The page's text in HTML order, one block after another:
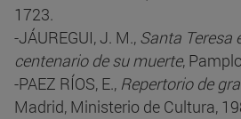
1723.
-JÁUREGUI, J. M., Santa Teresa
centenario de su muerte,
-PAEZ RÍOS, E., Repertorio de
Madrid, Ministerio de Cultura,